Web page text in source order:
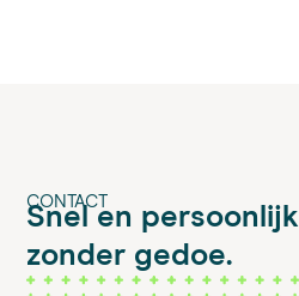
CONTACT
Snel en
zonder gedoe.